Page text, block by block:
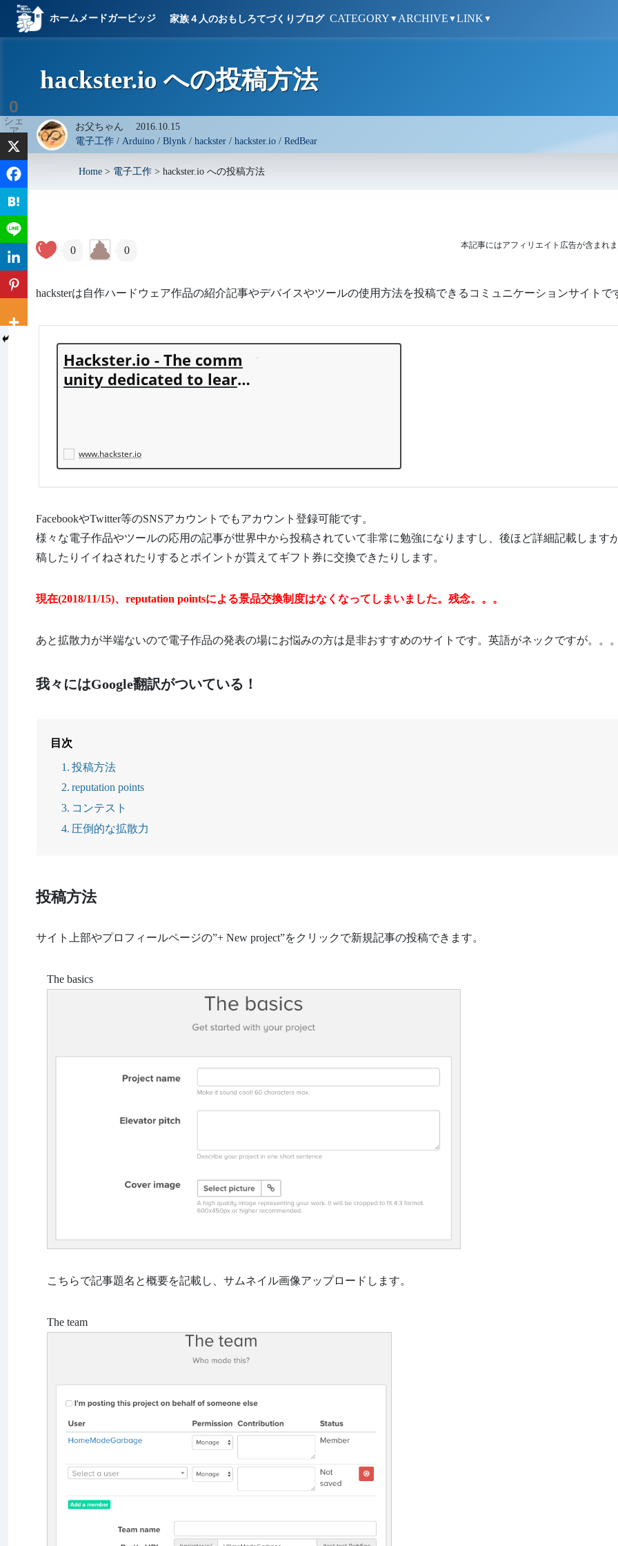
ホームメードガービッジ 家族４人のおもしろてづくりブログ CATEGORY ▼ ARCHIVE ▼LINK ▼
hackster.io への投稿方法
お父ちゃん 2016.10.15
電子工作/ Arduino/ Blynk/ hackster/ hackster.io/ RedBear
Home > 電子工作 > hackster.io への投稿方法
本記事にはアフィリエイト広告が含まれ
0 0
hacksterは自作ハードウェア作品の紹介記事やデバイスやツールの使用方法を投稿できるコミュニケーションサイトで
Hackster.io - The comm
unity dedicated to learn
www.hackster.io
FacebookやTwitter等のSNSアカウントでもアカウント登録可能です。
様々な電子作品やツールの応用の記事が世界中から投稿されていて非常に勉強になりますし、後ほど詳細記載します
稿したりイイねされたりするとポイントが貰えてギフト券に交換できたりします。
現在(2018/11/15)、 reputation pointsによる景品交換制度はなくなってしまいました。残念。。。
あと拡散力が半端ないので電子作品の発表の場にお悩みの方は是非おすすめのサイトです。英語がネックですが。。
我々にはGoogle翻訳がついている！
目次
投稿方法
reputation points
コンテスト
圧倒的な拡散力
投稿方法
サイト上部やプロフィールページの”+ New project”をクリックで新規記事の投稿できます。
The basics
こちらで記事題名と概要を記載し、サムネイル画像アップロードします。
The team
0
シェ
ア